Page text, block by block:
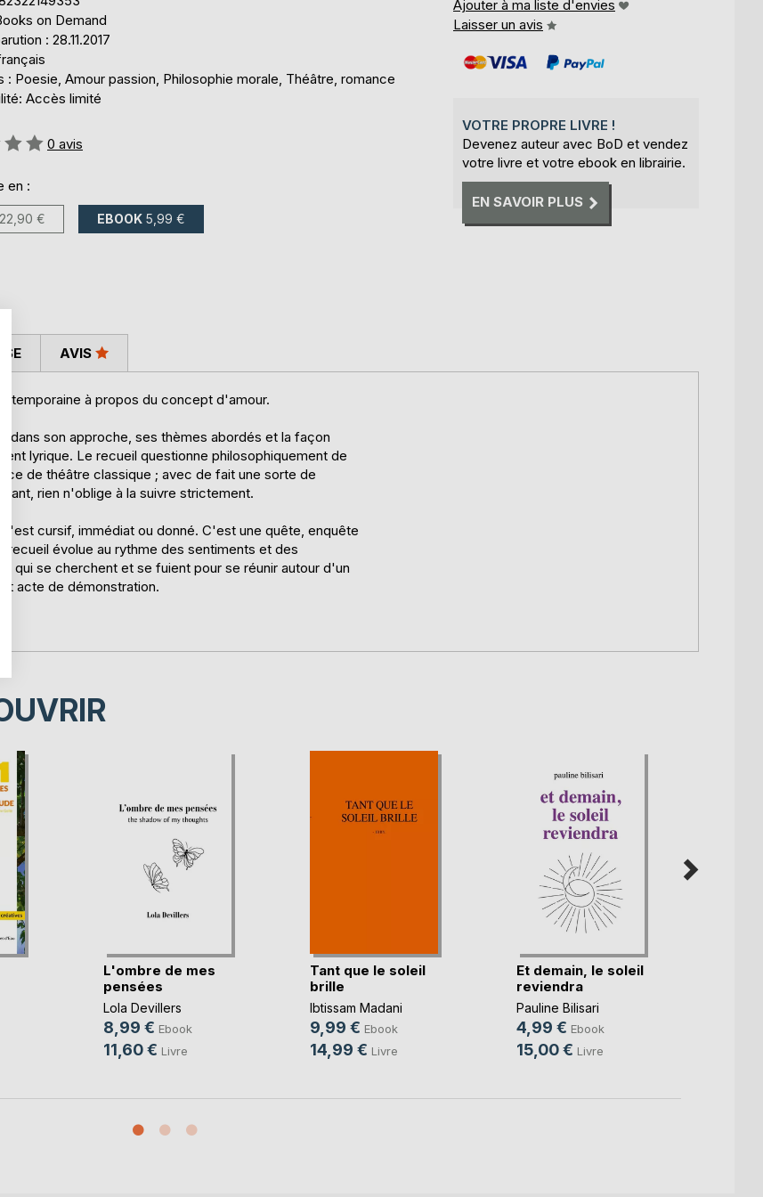
on Demand
: 28.11.2017
Poesie, Amour passion, Philosophie morale, Théâtre, romance
Accès limité
0 avis
en :
22,90 € EBOOK 5,99 €
Ajouter à ma liste d'envies
Laisser un avis
VOTRE PROPRE LIVRE !
Devenez auteur avec BoD et vendez
votre livre et votre ebook en librairie.
EN SAVOIR PLUS
à propos du concept d'amour.
dans son approche, ses thèmes abordés et la façon
lyrique. Le recueil questionne philosophiquement de
de théâtre classique ; avec de fait une sorte de
rien n'oblige à la suivre strictement.
cursif, immédiat ou donné. C'est une quête, enquête
évolue au rythme des sentiments et des
qui se cherchent et se fuient pour se réunir autour d'un
acte de démonstration.
AVIS
L'ombre de mes
pensées
Lola Devillers
8,99 € Ebook
11,60 € Livre
Tant que le soleil
brille
Ibtissam Madani
9,99 € Ebook
14,99 € Livre
Et demain, le soleil
reviendra
Pauline Bilisari
4,99 € Ebook
15,00 € Livre